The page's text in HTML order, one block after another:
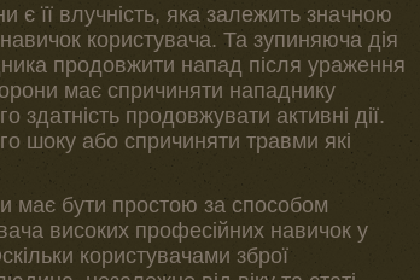
є її влучність, яка залежить значною
користувача. Та зупиняюча дія
продовжити напад після ураження
має спричиняти нападнику
продовжувати активні дії.
шоку або спричиняти травми які
має бути простою за способом
високих професійних навичок у
користувачами зброї